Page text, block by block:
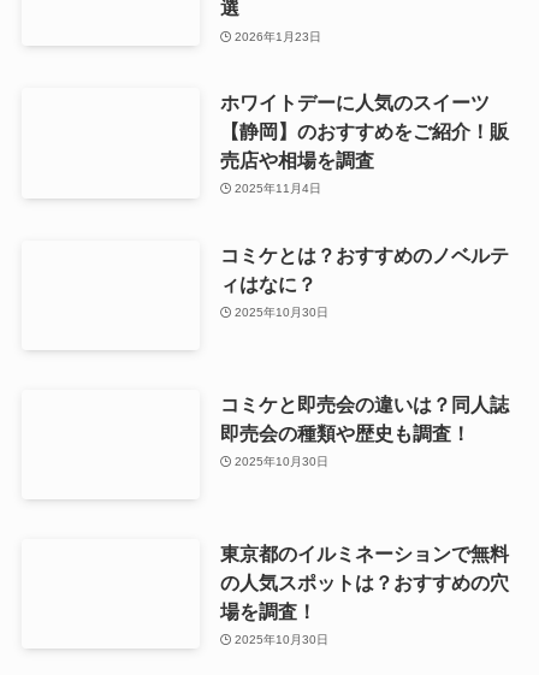
選
2026年1月23日
ホワイトデーに人気のスイーツ
【静岡】のおすすめをご紹介！販
売店や相場を調査
2025年11月4日
コミケとは？おすすめのノベルテ
ィはなに？
2025年10月30日
コミケと即売会の違いは？同人誌
即売会の種類や歴史も調査！
2025年10月30日
東京都のイルミネーションで無料
の人気スポットは？おすすめの穴
場を調査！
2025年10月30日